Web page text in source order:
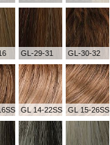
GL-29-31 GL-30-32
GL 14-22SS GL 15-26SS